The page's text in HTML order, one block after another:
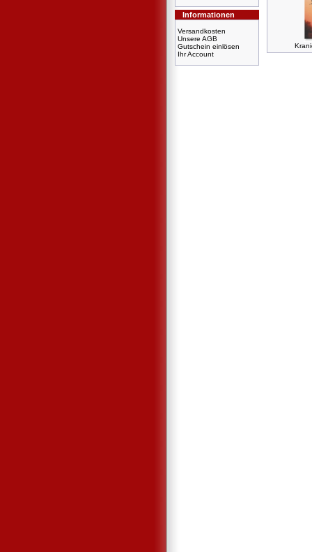
Informationen
Versandkosten
Unsere AGB
Gutschein einlösen
Ihr Account